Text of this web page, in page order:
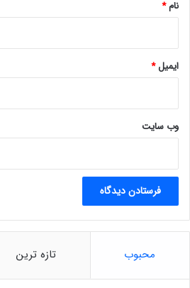
نام*
ایمیل*
وب‌ سایت
محبوب تازه ترین